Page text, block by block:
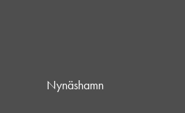
Nynäshamn